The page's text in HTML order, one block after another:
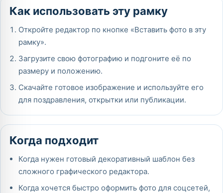
Как использовать эту рамку
Откройте редактор по кнопке «Вставить фото в эту
рамку».
Загрузите свою фотографию и подгоните её по
размеру и положению.
Скачайте готовое изображение и используйте его
для поздравления, открытки или публикации.
Когда подходит
Когда нужен готовый декоративный шаблон без
сложного графического редактора.
Когда хочется быстро оформить фото для соцсетей,